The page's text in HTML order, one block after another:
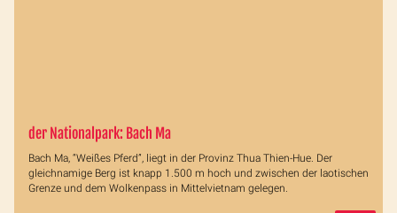
der Nationalpark: Bach Ma
Bach Ma, “Weißes Pferd”, liegt in der Provinz Thua Thien-Hue. Der
gleichnamige Berg ist knapp 1.500 m hoch und zwischen der laotischen
Grenze und dem Wolkenpass in Mittelvietnam gelegen.